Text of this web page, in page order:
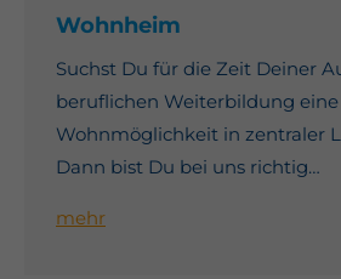
Wohnheim
Suchst Du für die Zeit Deiner
beruflichen Weiterbildung eine
Wohnmöglichkeit in zentraler
Dann bist Du bei uns richtig…
mehr